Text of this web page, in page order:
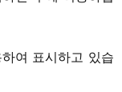
여 표시하고 있습